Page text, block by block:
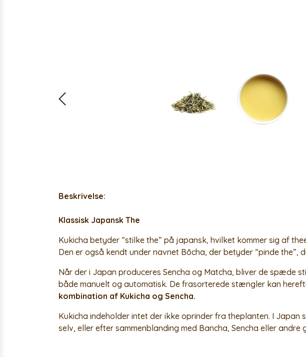
Beskrivelse:
Klassisk Japansk The
Kukicha betyder “stilke the” på japansk, hvilket kommer sig af
Den er også kendt under navnet Bōcha, der betyder “pinde
Når der i Japan produceres Sencha og Matcha, bliver de spæde
både manuelt og automatisk. De frasorterede stængler kan
kombination af Kukicha og Sencha.
Kukicha indeholder intet der ikke oprinder fra theplanten. I
selv, eller efter sammenblanding med Bancha, Sencha eller andre